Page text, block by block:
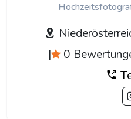
|
0